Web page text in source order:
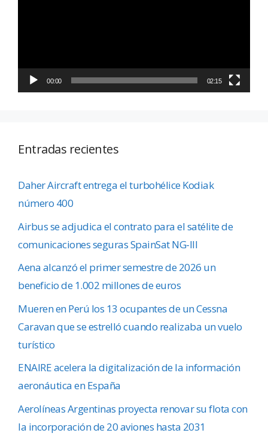
00:00 02:15
Entradas recientes
Daher Aircraft entrega el turbohélice Kodiak
número 400
Airbus se adjudica el contrato para el satélite de
comunicaciones seguras SpainSat NG-III
Aena alcanzó el primer semestre de 2026 un
beneficio de 1.002 millones de euros
Mueren en Perú los 13 ocupantes de un Cessna
Caravan que se estrelló cuando realizaba un vuelo
turístico
ENAIRE acelera la digitalización de la información
aeronáutica en España
Aerolíneas Argentinas proyecta renovar su flota con
la incorporación de 20 aviones hasta 2031